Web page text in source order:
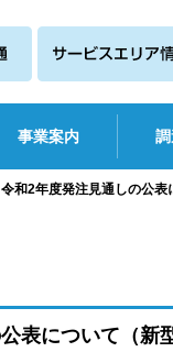
事業案内 調
令和2年度発注見通しの公表
表について（新